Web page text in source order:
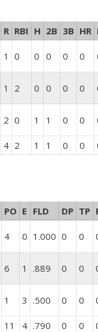
R RBI H 2B 3B HR
1 0 0 0 0 0
1 2 0 0 0 0
2 0 1 1 0 0
4 2 1 1 0 0
PO E FLD DP TP
4 0 1.000 0 0
6 1 .889 0 0
1 3 .500 0 0
11 4 .790 0 0